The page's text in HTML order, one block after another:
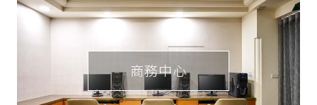
自助洗衣房